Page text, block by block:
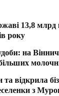
13,8
року
на
відкрила
з